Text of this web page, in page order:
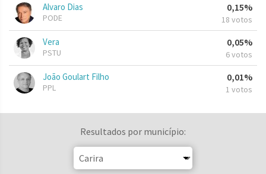
Alvaro Dias
PODE
0,15%
18 votos
Vera
PSTU
0,05%
6 votos
João Goulart Filho
PPL
0,01%
1 votos
Resultados por município: